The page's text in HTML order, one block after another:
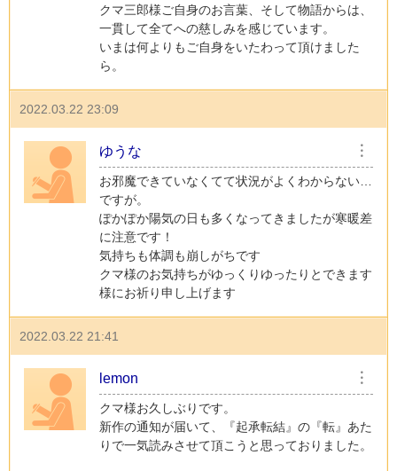
クマ三郎様ご自身のお言葉、そして物語からは、
一貫して全てへの慈しみを感じています。
いまは何よりもご自身をいたわって頂けました
ら。
2022.03.22 23:09
ゆうな ︙
お邪魔できていなくてて状況がよくわからない…
ですが。
ぽかぽか陽気の日も多くなってきましたが寒暖差
に注意です！
気持ちも体調も崩しがちです
クマ様のお気持ちがゆっくりゆったりとできます
様にお祈り申し上げます
2022.03.22 21:41
lemon ︙
クマ様お久しぶりです。
新作の通知が届いて、『起承転結』の『転』あた
りで一気読みさせて頂こうと思っておりました。